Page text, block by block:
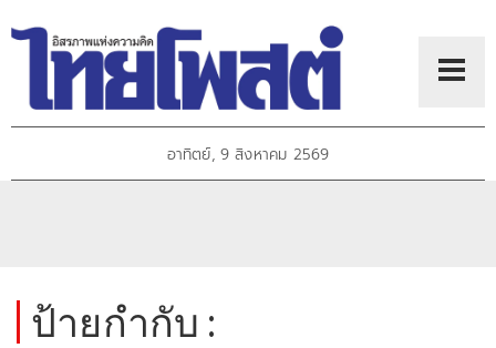
อาทิตย์, 9 สิงหาคม 2569
ป้ายกำกับ :